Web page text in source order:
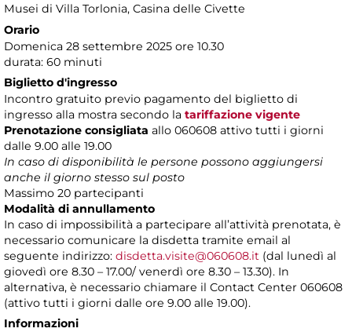
Musei di Villa Torlonia, Casina delle Civette
Orario
Domenica 28 settembre 2025 ore 10.30
durata: 60 minuti
Biglietto d'ingresso
Incontro gratuito previo pagamento del biglietto di
ingresso alla mostra secondo la tariffazione vigente
Prenotazione consigliata allo 060608 attivo tutti i giorni
dalle 9.00 alle 19.00
In caso di disponibilità le persone possono aggiungersi
anche il giorno stesso sul posto
Massimo 20 partecipanti
Modalità di annullamento
In caso di impossibilità a partecipare all’attività prenotata, è
necessario comunicare la disdetta tramite email al
seguente indirizzo: disdetta.visite@060608.it (dal lunedì al
giovedì ore 8.30 – 17.00/ venerdì ore 8.30 – 13.30). In
alternativa, è necessario chiamare il Contact Center 060608
(attivo tutti i giorni dalle ore 9.00 alle 19.00).
Informazioni